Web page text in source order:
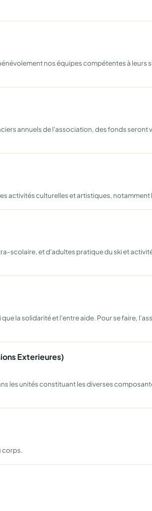
nos équipes compétentes à leurs
annuels de l'association, des fonds seront
activités culturelles et artistiques, notamment
scolaire, et d'adultes pratique du ski et
la solidarité et l'entre aide. Pour se faire,
Exterieures)
les unités constituant les diverses
corps.